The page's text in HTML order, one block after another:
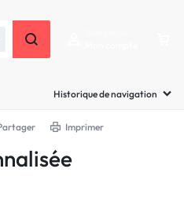
Historique de navigation
Imprimer